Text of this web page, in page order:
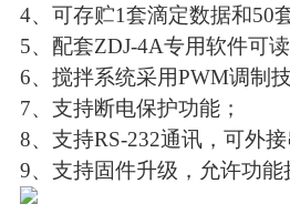
4、可存贮1套滴定数据和50
5、配套ZDJ-4A专用软件可
6、搅拌系统采用PWM调制
7、支持断电保护功能；
8、支持RS-232通讯，可外
9、支持固件升级，允许功能